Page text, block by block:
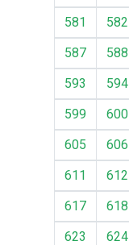
581
582
587
588
593
594
599
600
605
606
611
612
617
618
623
624